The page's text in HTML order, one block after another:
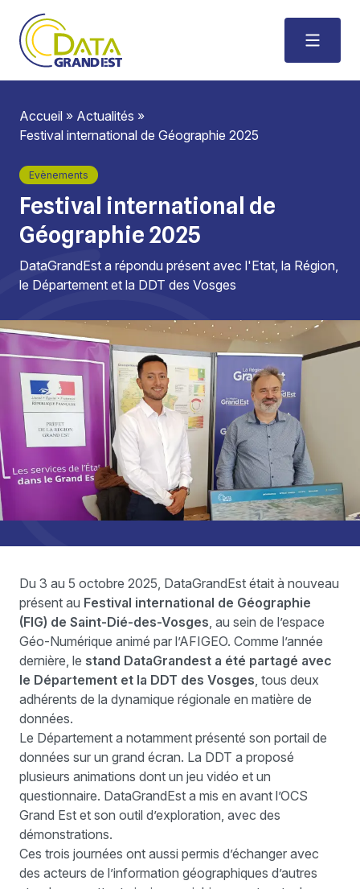
Accueil » Actualités »
Festival international de Géographie 2025
Evènements
Festival international de
Géographie 2025
DataGrandEst a répondu présent avec l'Etat, la Région,
le Département et la DDT des Vosges
Du 3 au 5 octobre 2025, DataGrandEst était à nouveau
présent au Festival international de Géographie
(FIG) de Saint-Dié-des-Vosges , au sein de l’espace
Géo-Numérique animé par l’AFIGEO. Comme l’année
dernière, le stand DataGrandest a été partagé avec
le Département et la DDT des Vosges , tous deux
adhérents de la dynamique régionale en matière de
données.
Le Département a notamment présenté son portail de
données sur un grand écran. La DDT a proposé
plusieurs animations dont un jeu vidéo et un
questionnaire. DataGrandEst a mis en avant l’OCS
Grand Est et son outil d’exploration, avec des
démonstrations.
Ces trois journées ont aussi permis d’échanger avec
des acteurs de l’information géographiques d’autres